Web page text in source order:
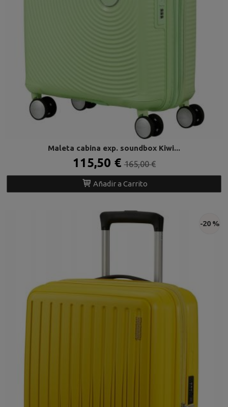
Maleta cabina exp. soundbox Kiwi...
115,50 €165,00 €
Añadir a Carrito
-20 %